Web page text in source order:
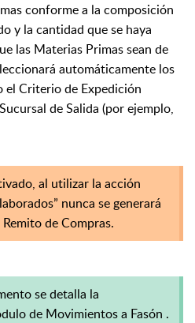
conforme a la composición
y la cantidad que se haya
las Materias Primas sean de
automáticamente los
el Criterio de Expedición
de Salida (por ejemplo,
al utilizar la acción
nunca se generará
de Compras.
se detalla la
de Movimientos a Fasón .